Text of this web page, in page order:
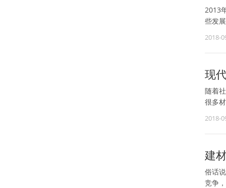
2013
些发
2018-
现
随着
很多
2018-
建
俗话
竞争